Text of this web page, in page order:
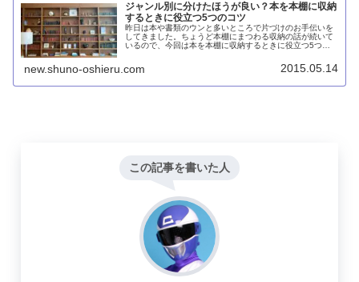
ジャンル別に分けたほうが良い？本を本棚に収納
するときに役立つ5つのコツ
昨日は本や書類のウンと多いところで片づけのお手伝いを
してきました。ちょうど本棚にまつわる収納の話が続いて
いるので、今回は本を本棚に収納するときに役立つ5つの
new.shuno-oshieru.com 2015.05.14
この記事を書いた人